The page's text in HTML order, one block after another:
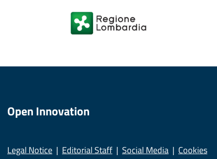
Open Innovation
Legal Notice Editorial Staff Social Media Cookies